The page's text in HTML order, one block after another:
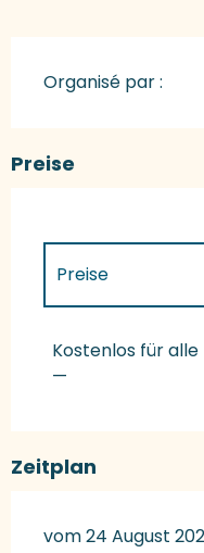
Organisé par :
Preise
Preise
Preise 2027
Kostenlos für alle
—
Zeitplan
vom 24 August